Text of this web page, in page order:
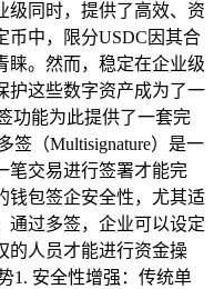
级同时，提供了高效、资
币中，限分USDC因其合
睐。然而，稳定在企业级
护这些数字资产成为了一
功能为此提供了一套完
签（Multisignature）是一
笔交易进行签署才能完
钱包签企安全性，尤其适
通过多签，企业可以设定
的人员才能进行资金操
1. 安全性增强：传统单